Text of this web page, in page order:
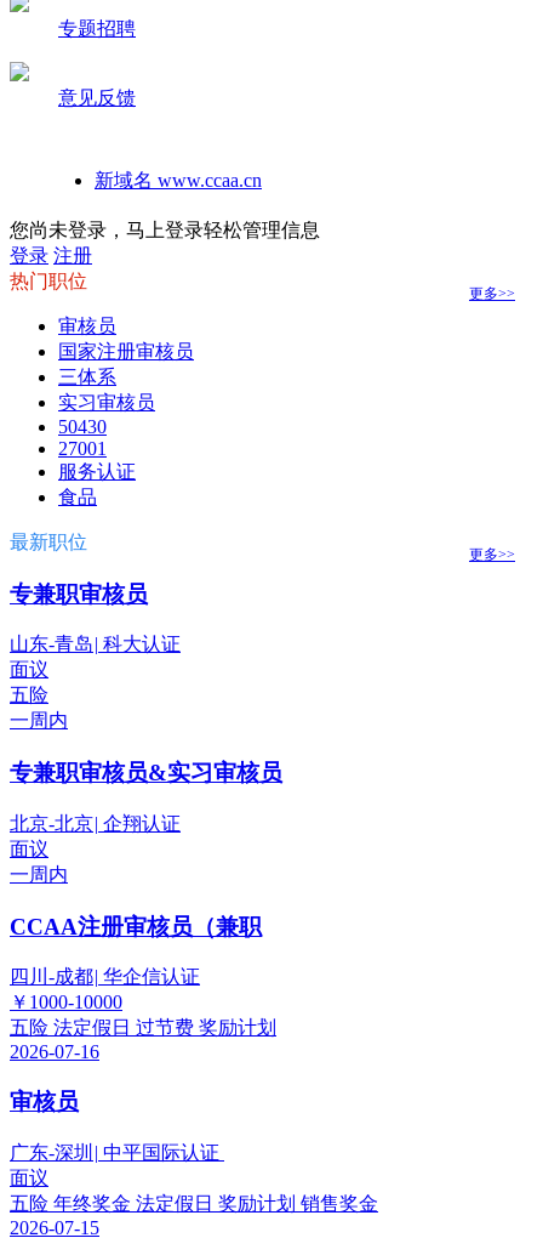
专题招聘
意见反馈
新域名 www.ccaa.cn
如何在手机桌面建立本站快捷方式
您尚未登录，马上登录轻松管理信息
登录 注册
热门职位
更多>>
审核员
国家注册审核员
三体系
实习审核员
50430
27001
服务认证
食品
最新职位
更多>>
专兼职审核员
山东-青岛| 科大认证
面议
五险
一周内
专兼职审核员&实习审核员
北京-北京| 企翔认证
面议
一周内
CCAA注册审核员（兼职
四川-成都| 华企信认证
￥1000-10000
五险 法定假日 过节费 奖励计划
2026-07-16
审核员
广东-深圳 | 中平国际认证
面议
五险 年终奖金 法定假日 奖励计划 销售奖金
2026-07-15